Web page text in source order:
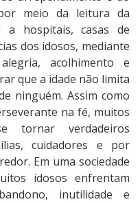
meio da leitura da
a hospitais, casas de
dos idosos, mediante
acolhimento e
que a idade não limita
ninguém. Assim como
na fé, muitos
tornar verdadeiros
cuidadores e por
Em uma sociedade
idosos enfrentam
inutilidade e